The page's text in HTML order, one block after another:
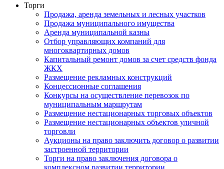
Торги
Продажа, аренда земельных и лесных участков
Продажа муниципального имущества
Аренда муниципальной казны
Отбор управляющих компаний для
многоквартирных домов
Капитальный ремонт домов за счет средств фонда
ЖКХ
Размещение рекламных конструкций
Концессионные соглашения
Конкурсы на осуществление перевозок по
муниципальным маршрутам
Размещение нестационарных торговых объектов
Размещение нестационарных объектов уличной
торговли
Аукционы на право заключить договор о развитии
застроенной территории
Торги на право заключения договора о
комплексном развитии территории